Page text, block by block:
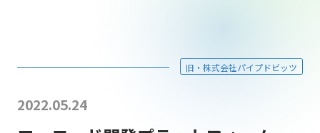
旧・株式会社パイプドビッツ
2022.05.24